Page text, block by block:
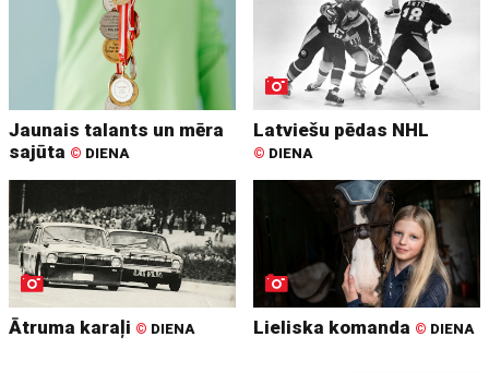
Jaunais talants un mēra
sajūta © DIENA
Latviešu pēdas NHL
© DIENA
Ātruma karaļi © DIENA Lieliska komanda © DIENA